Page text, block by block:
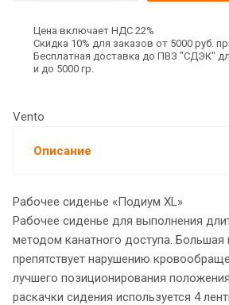
Цена включает НДС 22%
Скидка 10% для заказов от 5000 руб.
Бесплатная доставка до ПВЗ "СДЭК"
и до 5000 гр.
Vento
Описание
Рабочее сиденье «Подиум XL»
Рабочее сиденье для выполнения
методом канатного доступа. Большая
препятствует нарушению
лучшего позиционирования
раскачки сидения используется 4